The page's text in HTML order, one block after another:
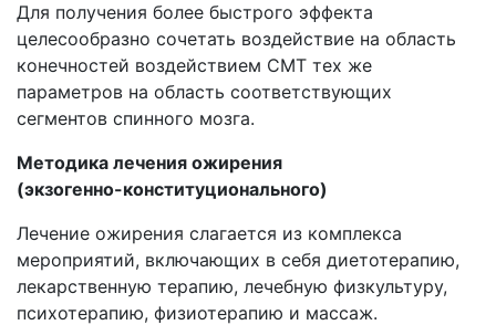
Для получения более быстрого эффекта
целесообразно сочетать воздействие на область
конечностей воздействием СМТ тех же
параметров на область соответствующих
сегментов спинного мозга.
Методика лечения ожирения
(экзогенно-конституционального)
Лечение ожирения слагается из комплекса
мероприятий, включающих в себя диетотерапию,
лекарственную терапию, лечебную физкультуру,
психотерапию, физиотерапию и массаж.